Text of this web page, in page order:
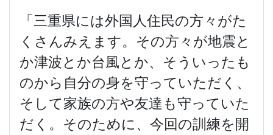
「三重県には外国人住民の方々がた
くさんみえます。その方々が地震と
か津波とか台風とか、そういったも
のから自分の身を守っていただく、
そして家族の方や友達も守っていた
だく。そのために、今回の訓練を開